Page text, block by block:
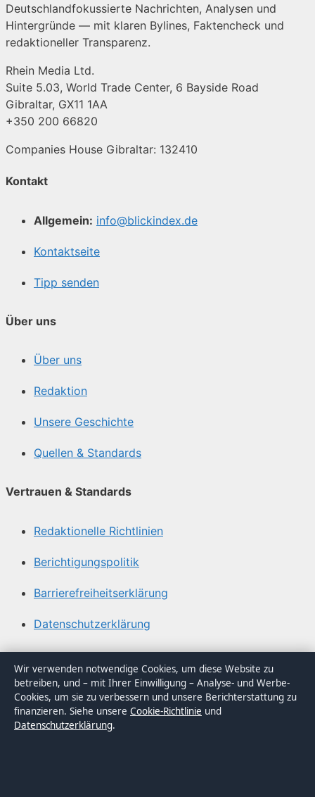
Deutschlandfokussierte Nachrichten, Analysen und
Hintergründe — mit klaren Bylines, Faktencheck und
redaktioneller Transparenz.
Rhein Media Ltd.
Suite 5.03, World Trade Center, 6 Bayside Road
Gibraltar, GX11 1AA
+350 200 66820
Companies House Gibraltar: 132410
Kontakt
Allgemein: info@blickindex.de
Kontaktseite
Tipp senden
Über uns
Über uns
Redaktion
Unsere Geschichte
Quellen & Standards
Vertrauen & Standards
Redaktionelle Richtlinien
Berichtigungspolitik
Barrierefreiheitserklärung
Datenschutzerklärung
Über Blickindex in Kürze
Blickindex ist ein unabhängiger digitaler
Nachrichtenanbieter mit Fokus auf Politik, Wirtschaft,
Technik und Gesellschaft in Deutschland. Jeder Artikel
Wir verwenden notwendige Cookies, um diese Website zu
betreiben, und – mit Ihrer Einwilligung – Analyse- und Werbe-
Cookies, um sie zu verbessern und unsere Berichterstattung zu
finanzieren. Siehe unsere Cookie-Richtlinie und
Datenschutzerklärung.